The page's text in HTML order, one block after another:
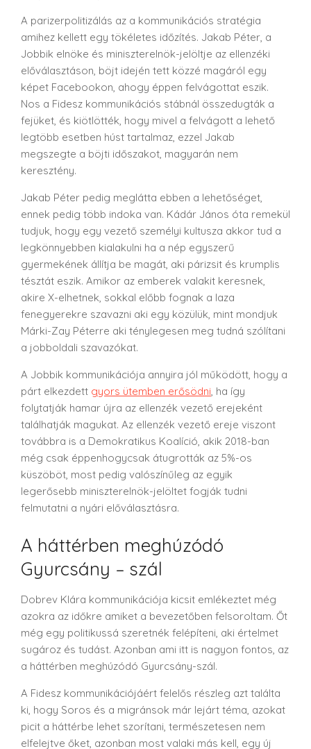
A parizerpolitizálás az a kommunikációs stratégia
amihez kellett egy tökéletes időzítés. Jakab Péter, a
Jobbik elnöke és miniszterelnök-jelöltje az ellenzéki
előválasztáson, böjt idején tett közzé magáról egy
képet Facebookon, ahogy éppen felvágottat eszik.
Nos a Fidesz kommunikációs stábnál összedugták a
fejüket, és kiötlötték, hogy mivel a felvágott a lehető
legtöbb esetben húst tartalmaz, ezzel Jakab
megszegte a böjti időszakot, magyarán nem
keresztény.
Jakab Péter pedig meglátta ebben a lehetőséget,
ennek pedig több indoka van. Kádár János óta remekül
tudjuk, hogy egy vezető személyi kultusza akkor tud a
legkönnyebben kialakulni ha a nép egyszerű
gyermekének állítja be magát, aki párizsit és krumplis
tésztát eszik. Amikor az emberek valakit keresnek,
akire X-elhetnek, sokkal előbb fognak a laza
fenegyerekre szavazni aki egy közülük, mint mondjuk
Márki-Zay Péterre aki ténylegesen meg tudná szólítani
a jobboldali szavazókat.
A Jobbik kommunikációja annyira jól működött, hogy a
párt elkezdett gyors ütemben erősödni , ha így
folytatják hamar újra az ellenzék vezető erejeként
találhatják magukat. Az ellenzék vezető ereje viszont
továbbra is a Demokratikus Koalíció, akik 2018-ban
még csak éppenhogycsak átugrották az 5%-os
küszöböt, most pedig valószínűleg az egyik
legerősebb miniszterelnök-jelöltet fogják tudni
felmutatni a nyári előválasztásra.
A háttérben meghúzódó
Gyurcsány – szál
Dobrev Klára kommunikációja kicsit emlékeztet még
azokra az időkre amiket a bevezetőben felsoroltam. Őt
még egy politikussá szeretnék felépíteni, aki értelmet
sugároz és tudást. Azonban ami itt is nagyon fontos, az
a háttérben meghúzódó Gyurcsány-szál.
A Fidesz kommunikációjáért felelős részleg azt találta
ki, hogy Soros és a migránsok már lejárt téma, azokat
picit a háttérbe lehet szorítani, természetesen nem
elfelejtve őket, azonban most valaki más kell, egy új